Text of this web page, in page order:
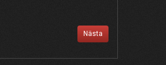
Nästa